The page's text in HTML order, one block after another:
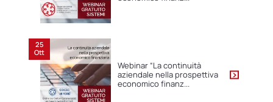
25
Ott
Webinar “La continuità
aziendale nella prospettiva
economico finanz...